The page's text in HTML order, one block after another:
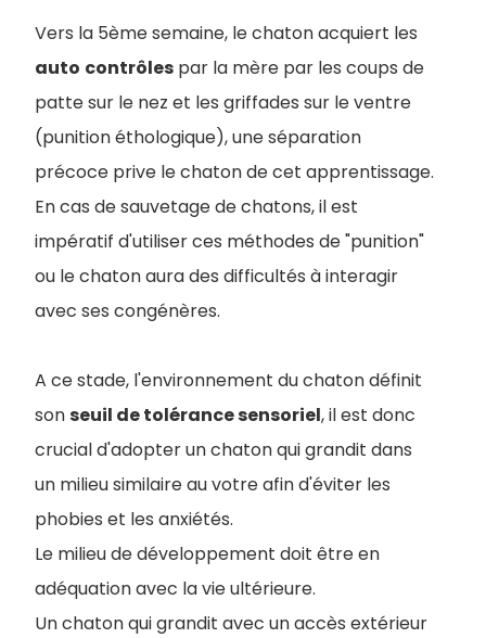
Vers la 5ème semaine, le chaton acquiert les
auto contrôles par la mère par les coups de
patte sur le nez et les griffades sur le ventre
(punition éthologique), une séparation
précoce prive le chaton de cet apprentissage.
En cas de sauvetage de chatons, il est
impératif d'utiliser ces méthodes de "punition"
ou le chaton aura des difficultés à interagir
avec ses congénères.
A ce stade, l'environnement du chaton définit
sonseuil de tolérance sensoriel, il est donc
crucial d'adopter un chaton qui grandit dans
un milieu similaire au votre afin d'éviter les
phobies et les anxiétés.
Le milieu de développement doit être en
adéquation avec la vie ultérieure.
Un chaton qui grandit avec un accès extérieur